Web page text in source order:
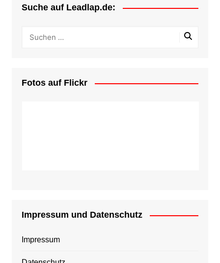
Suche auf Leadlap.de:
Fotos auf Flickr
Impressum und Datenschutz
Impressum